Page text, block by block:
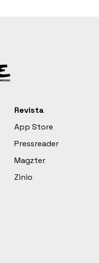
Revista
App Store
Pressreader
Magzter
Zinio